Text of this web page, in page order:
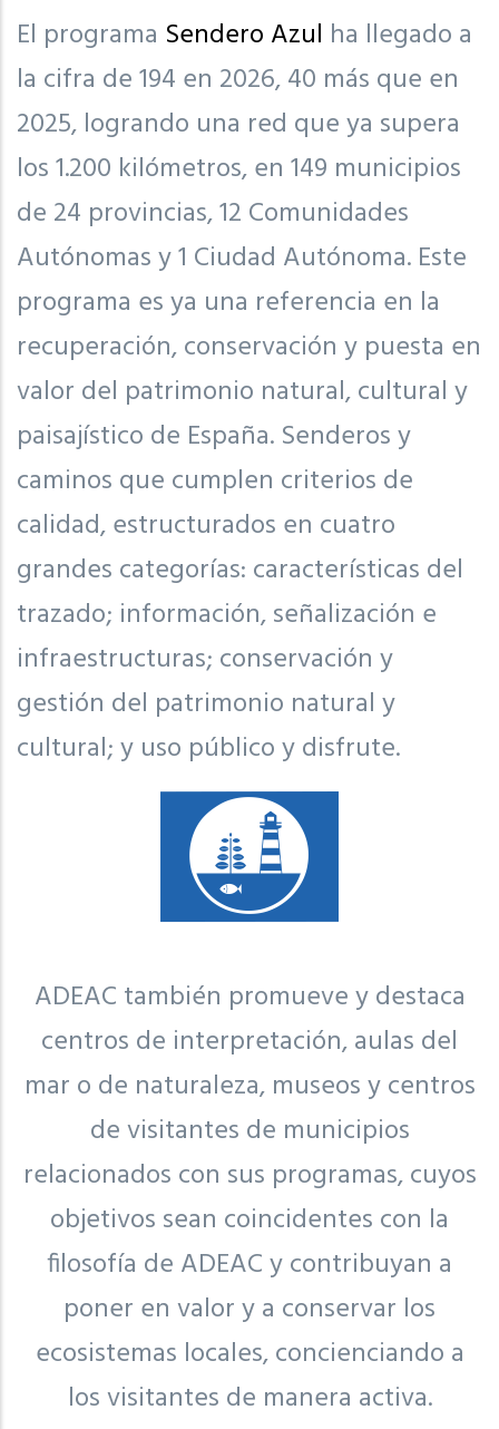
El programa Sendero Azul ha llegado a
la cifra de 194 en 2026, 40 más que en
2025, logrando una red que ya supera
los 1.200 kilómetros, en 149 municipios
de 24 provincias, 12 Comunidades
Autónomas y 1 Ciudad Autónoma. Este
programa es ya una referencia en la
recuperación, conservación y puesta en
valor del patrimonio natural, cultural y
paisajístico de España. Senderos y
caminos que cumplen criterios de
calidad, estructurados en cuatro
grandes categorías: características del
trazado; información, señalización e
infraestructuras; conservación y
gestión del patrimonio natural y
cultural; y uso público y disfrute.
ADEAC también promueve y destaca
centros de interpretación, aulas del
mar o de naturaleza, museos y centros
de visitantes de municipios
relacionados con sus programas, cuyos
objetivos sean coincidentes con la
filosofía de ADEAC y contribuyan a
poner en valor y a conservar los
ecosistemas locales, concienciando a
los visitantes de manera activa.